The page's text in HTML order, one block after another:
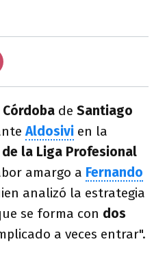
de Santiago
Aldosivi en la
de la Liga Profesional
amargo a Fernando
analizó la estrategia
se forma con dos
a veces entrar".